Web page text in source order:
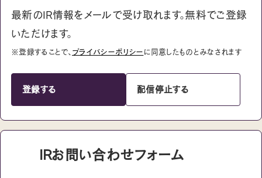
最新のIR情報をメールで受け取れます。無料でご登録
いただけます。
※登録することで、 プライバシーポリシー に同意したものとみなされます
登録する 配信停止する
IRお問い合わせフォーム